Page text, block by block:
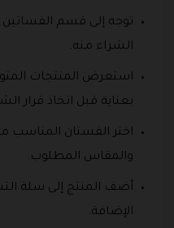
توجه إلى قسم
الشراء منه.
استعرض المنتجات
بعناية قبل اتخاذ قرار
اختر الفستان المناسب
والمقاس المطلوب.
أضف المنتج إلى سلة
الإضافة.